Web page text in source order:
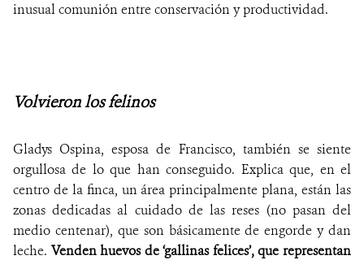
inusual comunión entre conservación y productividad.
Volvieron los felinos
Gladys Ospina, esposa de Francisco, también se siente
orgullosa de lo que han conseguido. Explica que, en el
centro de la finca, un área principalmente plana, están las
zonas dedicadas al cuidado de las reses (no pasan del
medio centenar), que son básicamente de engorde y dan
leche. Venden huevos de ‘gallinas felices’, que representan